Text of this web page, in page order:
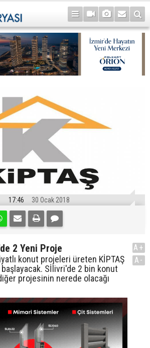
17:46 30 Ocak 2018
2 Yeni Proje
konut projeleri üreten KİPTAŞ
Sİlivri'de 2 bin konut
projesinin nerede olacağı
A+
A-